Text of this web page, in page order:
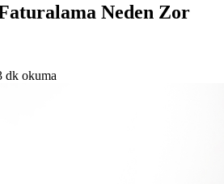
Neden Zor
dk okuma